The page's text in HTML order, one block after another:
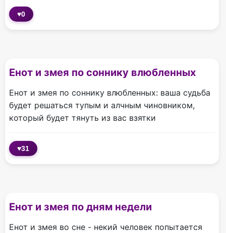
♥0
Енот и змея по соннику влюбленных
Енот и змея по соннику влюбленных: ваша судьба
будет решаться тупым и алчным чиновником,
который будет тянуть из вас взятки
♥31
Енот и змея по дням недели
Енот и змея во сне - некий человек попытается